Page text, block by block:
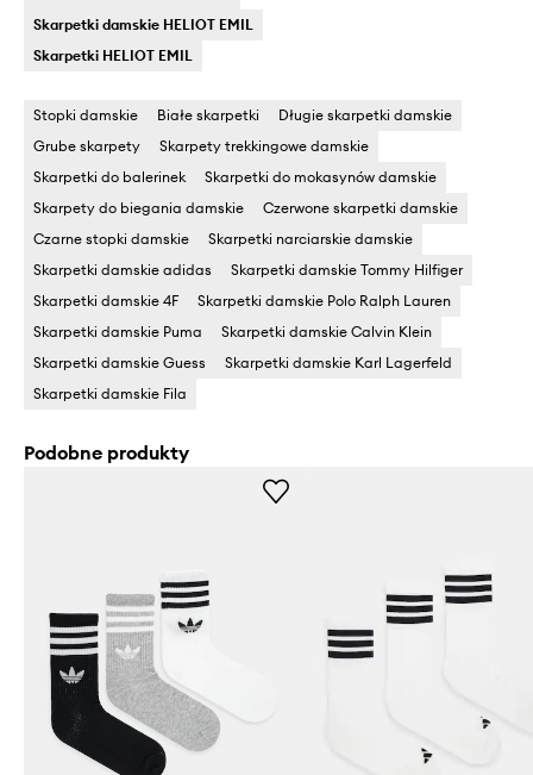
Skarpetki damskie HELIOT EMIL
Skarpetki HELIOT EMIL
Stopki damskie Białe skarpetki
Długie skarpetki damskie
Grube skarpety
Skarpety trekkingowe damskie
Skarpetki do balerinek
Skarpetki do mokasynów damskie
Skarpety do biegania damskie
Czerwone skarpetki damskie
Czarne stopki damskie
Skarpetki narciarskie damskie
Skarpetki damskie adidas
Skarpetki damskie Tommy Hilfiger
Skarpetki damskie 4F
Skarpetki damskie Polo Ralph Lauren
Skarpetki damskie Puma
Skarpetki damskie Calvin Klein
Skarpetki damskie Guess
Skarpetki damskie Karl Lagerfeld
Skarpetki damskie Fila
Podobne produkty